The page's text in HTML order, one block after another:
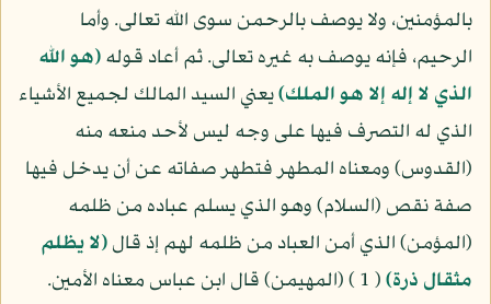
بالمؤمنين، ولا يوصف بالرحمن سوى الله تعالى. وأما
الرحيم، فإنه يوصف به غيره تعالى. ثم أعاد قوله(هو الله
الذي لا إله إلا هو الملك)يعني السيد المالك لجميع الأشياء
الذي له التصرف فيها على وجه ليس لأحد منعه منه
(القدوس) ومعناه المطهر فتطهر صفاته عن أن يدخل فيها
صفة نقص (السلام) وهو الذي يسلم عباده من ظلمه
(المؤمن) الذي أمن العباد من ظلمه لهم إذ قال(لا يظلم
مثقال ذرة)
( 1 ) (المهيمن) قال ابن عباس معناه الأمين.